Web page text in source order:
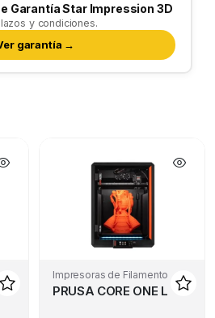
Garantía Star Impression 3D
y condiciones.
garantía →
Impresoras de Filamento
PRUSA CORE ONE L